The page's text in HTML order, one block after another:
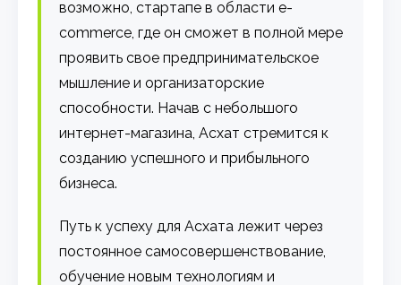
возможно, стартапе в области e-
commerce, где он сможет в полной мере
проявить свое предпринимательское
мышление и организаторские
способности. Начав с небольшого
интернет-магазина, Асхат стремится к
созданию успешного и прибыльного
бизнеса.
Путь к успеху для Асхата лежит через
постоянное самосовершенствование,
обучение новым технологиям и